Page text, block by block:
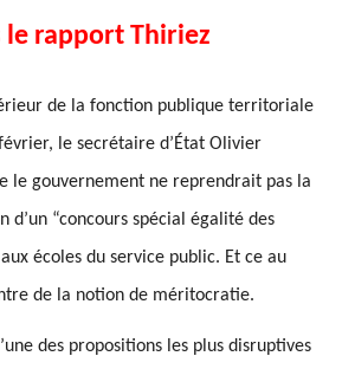
le rapport Thiriez
de la fonction publique territoriale
le secrétaire d’État Olivier
le gouvernement ne reprendrait pas la
d’un “concours spécial égalité des
écoles du service public. Et ce au
de la notion de méritocratie.
des propositions les plus disruptives